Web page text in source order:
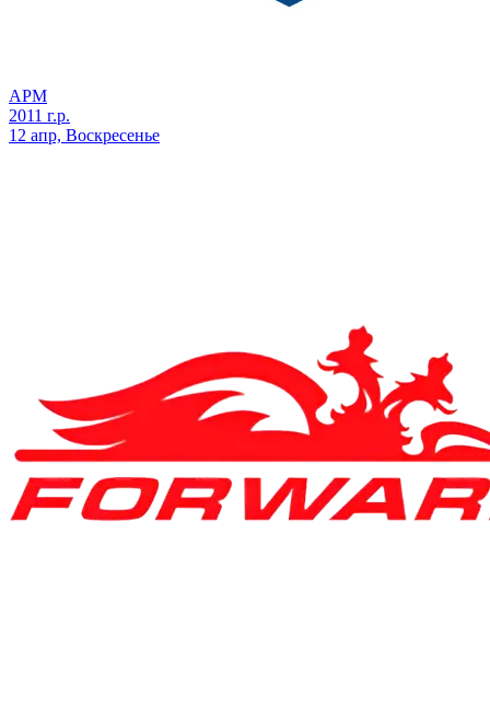
АРМ
2011 г.р.
12 апр, Воскресенье